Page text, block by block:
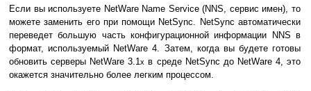
Если вы используете NetWare Name Service (NNS, сервис имен), то
можете заменить его при помощи NetSync. NetSync автоматически
переведет большую часть конфигурационной информации NNS в
формат, используемый NetWare 4. Затем, когда вы будете готовы
обновить серверы NetWare 3.1x в среде NetSync до NetWare 4, это
окажется значительно более легким процессом.